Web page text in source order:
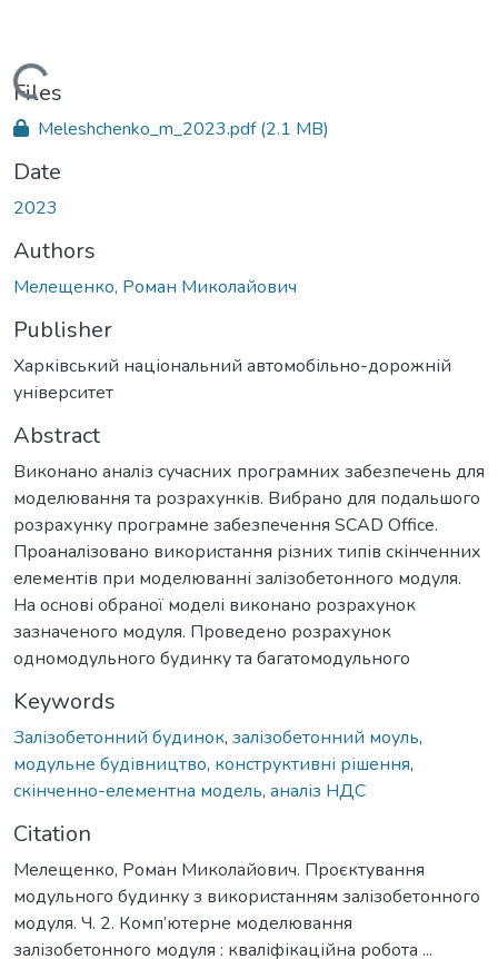
Loading...
Files
Meleshchenko_m_2023.pdf(2.1 MB)
Date
2023
Authors
Мелещенко, Роман Миколайович
Publisher
Харківський національний автомобільно-дорожній
університет
Abstract
Виконано аналіз сучасних програмних забезпечень для
моделювання та розрахунків. Вибрано для подальшого
розрахунку програмне забезпечення SCAD Office.
Проаналізовано використання різних типів скінченних
елементів при моделюванні залізобетонного модуля.
На основі обраної моделі виконано розрахунок
зазначеного модуля. Проведено розрахунок
одномодульного будинку та багатомодульного
Keywords
Залізобетонний будинок, залізобетонний моуль,
модульне будівництво, конструктивні рішення,
скінченно-елементна модель, аналіз НДС
Citation
Мелещенко, Роман Миколайович. Проєктування
модульного будинку з використанням залізобетонного
модуля. Ч. 2. Комп’ютерне моделювання
залізобетонного модуля : кваліфікаційна робота ...